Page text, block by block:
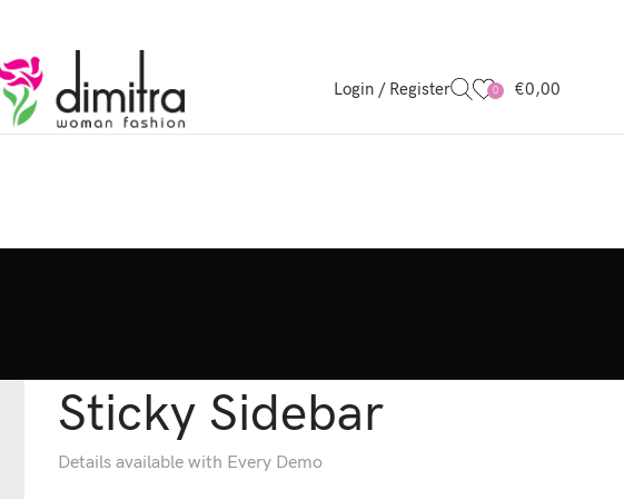
Login / Register 0 €0,00
Sticky Sidebar
Details available with Every Demo